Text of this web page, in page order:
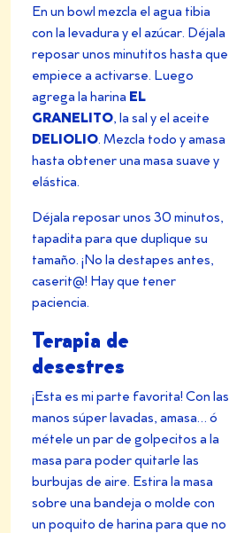
En un bowl mezcla el agua tibia
con la levadura y el azúcar. Déjala
reposar unos minutitos hasta que
empiece a activarse. Luego
agrega la harina EL
GRANELITO, la sal y el aceite
DELIOLIO. Mezcla todo y amasa
hasta obtener una masa suave y
elástica.
Déjala reposar unos 30 minutos,
tapadita para que duplique su
tamaño. ¡No la destapes antes,
caserit@! Hay que tener
paciencia.
Terapia de
desestres
¡Esta es mi parte favorita! Con las
manos súper lavadas, amasa… ó
métele un par de golpecitos a la
masa para poder quitarle las
burbujas de aire. Estira la masa
sobre una bandeja o molde con
un poquito de harina para que no